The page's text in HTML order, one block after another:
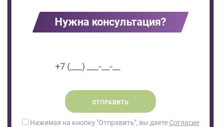
Нужна консультация?
ОТПРАВИТЬ
Нажимая на кнопку "Отправить", вы даете Согласие